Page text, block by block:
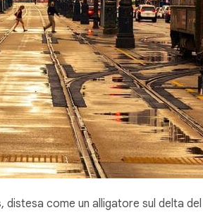
, distesa come un alligatore sul delta del